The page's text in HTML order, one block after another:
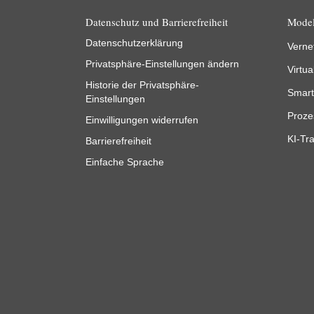
Datenschutz und Barrierefreiheit
Datenschutzerklärung
Privatsphäre-Einstellungen ändern
Historie der Privatsphäre-
Einstellungen
Einwilligungen widerrufen
Barrierefreiheit
Einfache Sprache
KI-